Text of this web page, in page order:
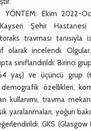
YÖNTEM: Ekim 2022-
Şehir Hastanesi
travması tanısıyla
olarak incelendi.
sınıflandırıldı: Birinci
yaş) ve üçüncü grup
demografik özellikleri,
kullanımı, travma
yaralanmaları, yoğun
GKS (Glasgow